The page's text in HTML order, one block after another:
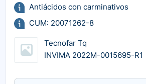
Antiácidos con carminativos
CUM: 20071262-8
Tecnofar Tq
INVIMA 2022M-0015695-R1